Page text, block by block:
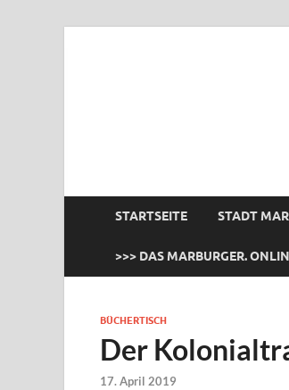
STARTSEITE STADT
>>> DAS MARBURGER.
BÜCHERTISCH
Der
17. April 2019